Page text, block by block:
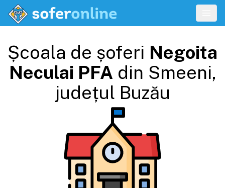
Școala de șoferi Negoita
Neculai PFA din Smeeni,
județul Buzău